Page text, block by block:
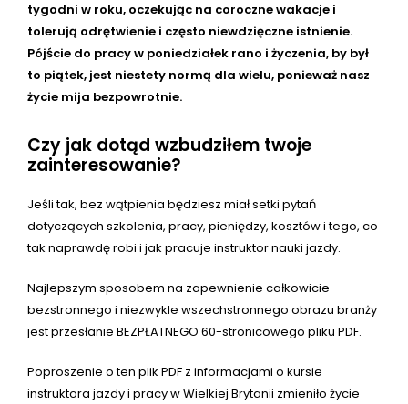
tygodni w roku, oczekując na coroczne wakacje i
tolerują odrętwienie i często niewdzięczne istnienie.
Pójście do pracy w poniedziałek rano i życzenia, by był
to piątek, jest niestety normą dla wielu, ponieważ nasz
życie mija bezpowrotnie.
Czy jak dotąd wzbudziłem twoje
zainteresowanie?
Jeśli tak, bez wątpienia będziesz miał setki pytań
dotyczących szkolenia, pracy, pieniędzy, kosztów i tego, co
tak naprawdę robi i jak pracuje instruktor nauki jazdy.
Najlepszym sposobem na zapewnienie całkowicie
bezstronnego i niezwykle wszechstronnego obrazu branży
jest przesłanie BEZPŁATNEGO 60-stronicowego pliku PDF.
Poproszenie o ten plik PDF z informacjami o kursie
instruktora jazdy i pracy w Wielkiej Brytanii zmieniło życie